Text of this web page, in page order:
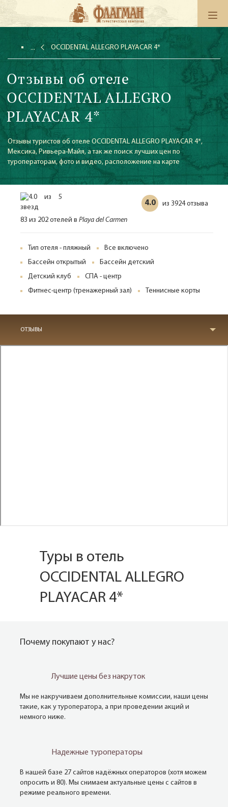
OCCIDENTAL ALLEGRO PLAYACAR 4*
Отзывы об отеле
OCCIDENTAL ALLEGRO
PLAYACAR 4*
Отзывы туристов об отеле OCCIDENTAL ALLEGRO PLAYACAR 4*,
Мексика, Ривьера-Майя, а так же поиск лучших цен по
туроператорам, фото и видео, расположение на карте
4.0 из 3924 отзыва
83 из 202 отелей в Playa del Carmen
Тип отеля - пляжный
Все включено
Бассейн открытый
Бассейн детский
Детский клуб
СПА - центр
Фитнес-центр (тренажерный зал)
Теннисные корты
ОТЗЫВЫ
Туры в отель
OCCIDENTAL ALLEGRO
PLAYACAR 4*
Почему покупают у нас?
Лучшие цены без накруток
Мы не накручиваем дополнительные комиссии, наши цены
такие, как у туроператора, а при проведении акций и
немного ниже.
Надежные туроператоры
В нашей базе 27 сайтов надёжных операторов (хотя можем
опросить и 80). Мы снимаем актуальные цены с сайтов в
режиме реального времени.